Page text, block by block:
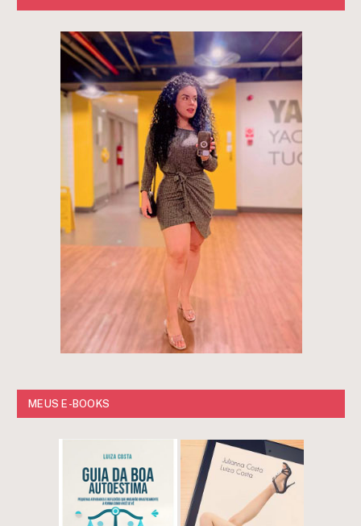
MEUS E-BOOKS